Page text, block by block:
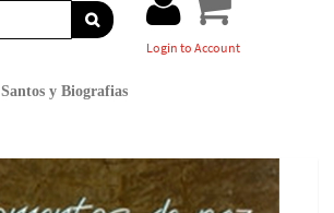
Login to Account
Santos y Biografias